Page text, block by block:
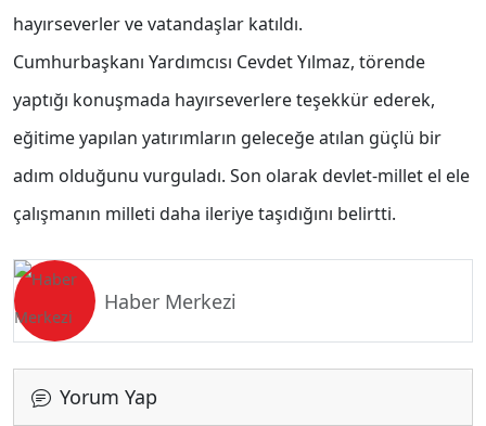
hayırseverler ve vatandaşlar katıldı.
Cumhurbaşkanı Yardımcısı Cevdet Yılmaz, törende
yaptığı konuşmada hayırseverlere teşekkür ederek,
eğitime yapılan yatırımların geleceğe atılan güçlü bir
adım olduğunu vurguladı. Son olarak devlet-millet el ele
çalışmanın milleti daha ileriye taşıdığını belirtti.
Haber Merkezi
Yorum Yap